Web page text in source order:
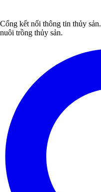
Cổng kết nối thông tin thủy
nuôi trồng thủy sản.